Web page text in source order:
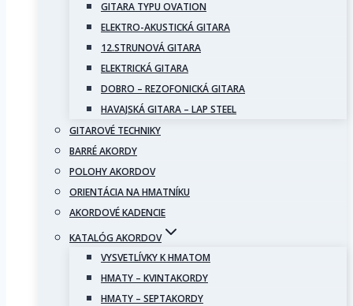
GITARA TYPU OVATION
ELEKTRO-AKUSTICKÁ GITARA
12.STRUNOVÁ GITARA
ELEKTRICKÁ GITARA
DOBRO – REZOFONICKÁ GITARA
HAVAJSKÁ GITARA – LAP STEEL
GITAROVÉ TECHNIKY
BARRÉ AKORDY
POLOHY AKORDOV
ORIENTÁCIA NA HMATNÍKU
AKORDOVÉ KADENCIE
KATALÓG AKORDOV
VYSVETLÍVKY K HMATOM
HMATY – KVINTAKORDY
HMATY – SEPTAKORDY